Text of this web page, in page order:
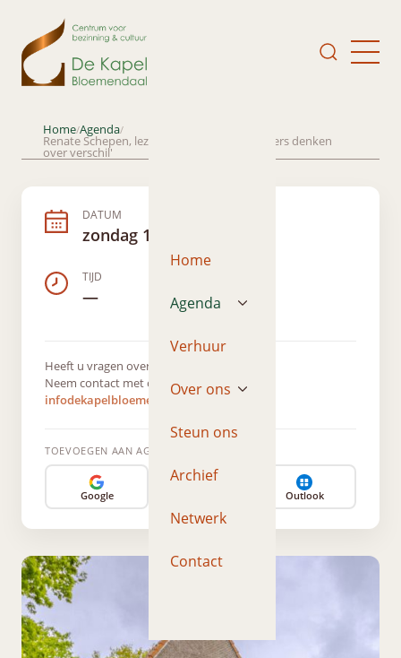
Home
Agenda
Verhuur
Over ons
Steun ons
Archief
Netwerk
Contact
Home/Agenda/
Renate Schepen, lezing met als thema: 'Anders denken
over verschil'
DATUM
zondag 10 maart 2019
TIJD
—
Heeft u vragen over dit evenement?
Neem contact met ons op via
infodekapelbloemendaal@gmail.com
TOEVOEGEN AAN AGENDA
Google Outlook